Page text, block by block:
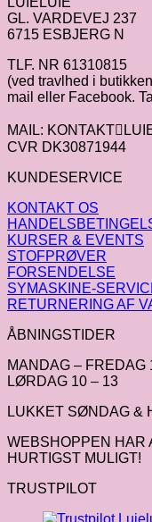
GL. VARDEVEJ 237
6715 ESBJERG N
TLF. NR 61310815
(ved travlhed i
mail eller Facebook.
MAIL:
CVR DK30871944
KUNDESERVICE
KONTAKT OS
KURSER & EVENTS
STOFPRØVER
FORSENDELSE
SYMASKINE-
RETURNERING AF
ÅBNINGSTIDER
MANDAG – FREDAG
LØRDAG 10 – 13
LUKKET SØNDAG &
WEBSHOPPEN HAR
HURTIGST MULIGT!
TRUSTPILOT